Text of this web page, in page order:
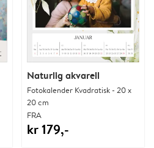
Naturlig akvarell
Fotokalender Kvadratisk - 20 x
20 cm
FRA
kr 179,-